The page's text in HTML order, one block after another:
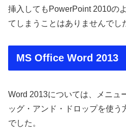
挿入してもPowerPoint 2010の
てしまうことはありませんでし
MS Office Word 2013
Word 2013については、メニュ
ッグ・アンド・ドロップを使う
でした。